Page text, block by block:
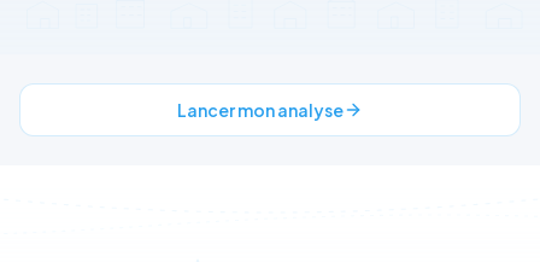
Lancer mon analyse